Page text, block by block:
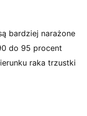
bardziej narażone
do 95 procent
raka trzustki